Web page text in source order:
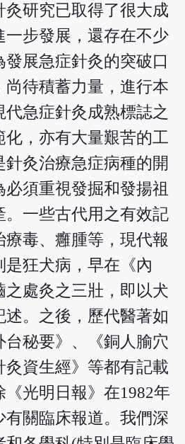
灸研究已取得了很大成
一步發展，還存在不少
展急症針灸的突破口
尚待積蓄力量，進行本
急症針灸成熟標誌之
化，亦有大量艱苦的工
灸治療急症病種的開
須重視發掘和發揚祖
。一些古代用之有效記
毒、癰腫等，現代報
狂犬病，早在《內
之處灸之三壯，即以犬
。之後，歷代醫著如
台秘要》、《銅人腧穴
灸資生經》等都有記載
光明日報》在1982年
有關臨床報道。我們深